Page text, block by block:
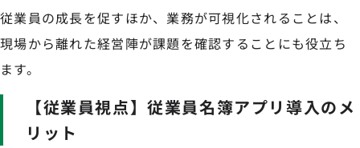
従業員の成長を促すほか、業務が可視化されることは、
現場から離れた経営陣が課題を確認することにも役立ち
ます。
【従業員視点】従業員名簿アプリ導入のメ
リット